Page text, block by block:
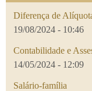
Diferença de
19/08/2024 - 10:46
Contabilidade e
14/05/2024 - 12:09
Salário-família